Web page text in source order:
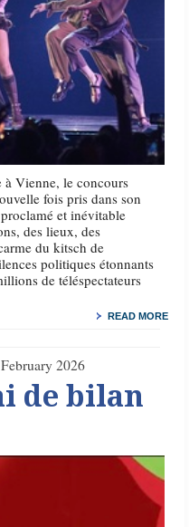
à Vienne, le concours
fois pris dans son
et inévitable
des lieux, des
du kitsch de
politiques étonnants
de téléspectateurs
READ MORE
2026
de bilan